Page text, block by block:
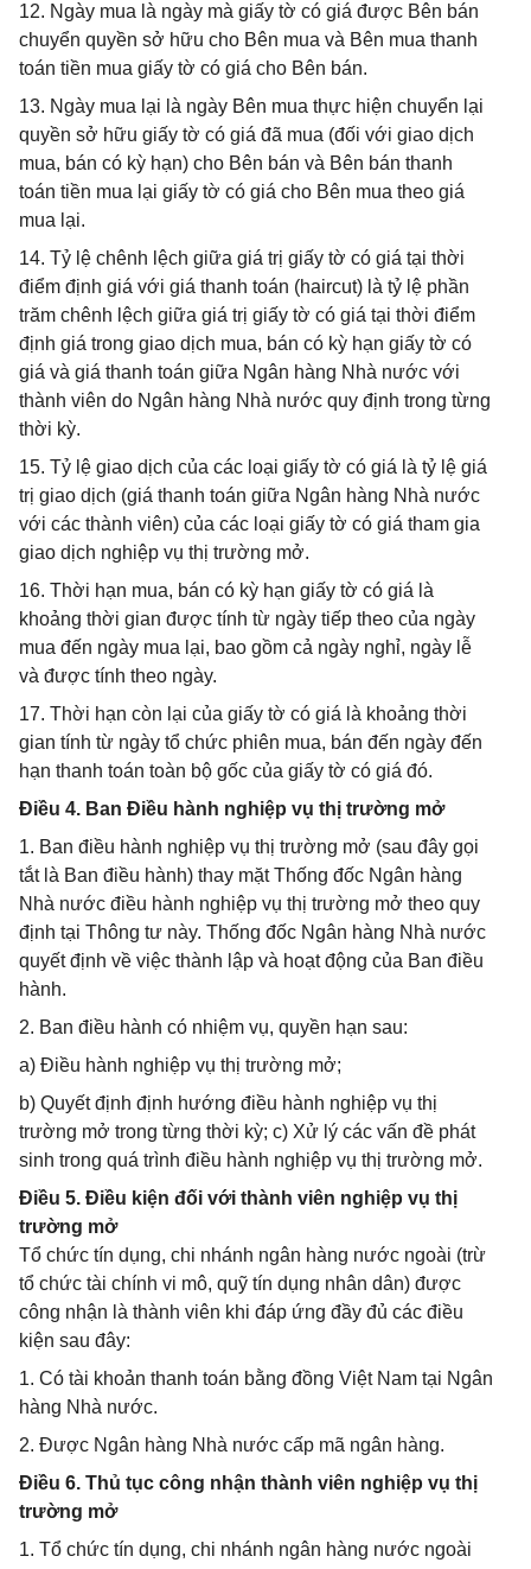
12. Ngày mua là ngày mà giấy tờ có giá được Bên bán
chuyển quyền sở hữu cho Bên mua và Bên mua thanh
toán tiền mua giấy tờ có giá cho Bên bán.
13. Ngày mua lại là ngày Bên mua thực hiện chuyển lại
quyền sở hữu giấy tờ có giá đã mua (đối với giao dịch
mua, bán có kỳ hạn) cho Bên bán và Bên bán thanh
toán tiền mua lại giấy tờ có giá cho Bên mua theo giá
mua lại.
14. Tỷ lệ chênh lệch giữa giá trị giấy tờ có giá tại thời
điểm định giá với giá thanh toán (haircut) là tỷ lệ phần
trăm chênh lệch giữa giá trị giấy tờ có giá tại thời điểm
định giá trong giao dịch mua, bán có kỳ hạn giấy tờ có
giá và giá thanh toán giữa Ngân hàng Nhà nước với
thành viên do Ngân hàng Nhà nước quy định trong từng
thời kỳ.
15. Tỷ lệ giao dịch của các loại giấy tờ có giá là tỷ lệ giá
trị giao dịch (giá thanh toán giữa Ngân hàng Nhà nước
với các thành viên) của các loại giấy tờ có giá tham gia
giao dịch nghiệp vụ thị trường mở.
16. Thời hạn mua, bán có kỳ hạn giấy tờ có giá là
khoảng thời gian được tính từ ngày tiếp theo của ngày
mua đến ngày mua lại, bao gồm cả ngày nghỉ, ngày lễ
và được tính theo ngày.
17. Thời hạn còn lại của giấy tờ có giá là khoảng thời
gian tính từ ngày tổ chức phiên mua, bán đến ngày đến
hạn thanh toán toàn bộ gốc của giấy tờ có giá đó.
Điều 4. Ban Điều hành nghiệp vụ thị trường mở
1. Ban điều hành nghiệp vụ thị trường mở (sau đây gọi
tắt là Ban điều hành) thay mặt Thống đốc Ngân hàng
Nhà nước điều hành nghiệp vụ thị trường mở theo quy
định tại Thông tư này. Thống đốc Ngân hàng Nhà nước
quyết định về việc thành lập và hoạt động của Ban điều
hành.
2. Ban điều hành có nhiệm vụ, quyền hạn sau:
a) Điều hành nghiệp vụ thị trường mở;
b) Quyết định định hướng điều hành nghiệp vụ thị
trường mở trong từng thời kỳ; c) Xử lý các vấn đề phát
sinh trong quá trình điều hành nghiệp vụ thị trường mở.
Điều 5. Điều kiện đối với thành viên nghiệp vụ thị
trường mở
Tổ chức tín dụng, chi nhánh ngân hàng nước ngoài (trừ
tổ chức tài chính vi mô, quỹ tín dụng nhân dân) được
công nhận là thành viên khi đáp ứng đầy đủ các điều
kiện sau đây:
1. Có tài khoản thanh toán bằng đồng Việt Nam tại Ngân
hàng Nhà nước.
2. Được Ngân hàng Nhà nước cấp mã ngân hàng.
Điều 6. Thủ tục công nhận thành viên nghiệp vụ thị
trường mở
1. Tổ chức tín dụng, chi nhánh ngân hàng nước ngoài